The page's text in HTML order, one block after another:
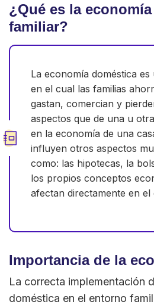
¿Qué es la
familiar?
La economía doméstica
en el cual las familias
gastan, comercian y
aspectos que de una u
en la economía de una
influyen otros aspectos
como: las hipotecas, la
los propios conceptos
afectan directamente en el
Importancia de la
La correcta implementación
doméstica en el entorno